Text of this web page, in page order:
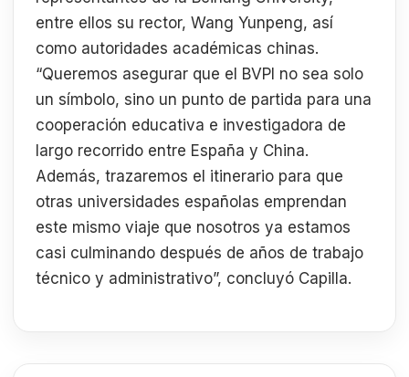
entre ellos su rector, Wang Yunpeng, así
como autoridades académicas chinas.
“Queremos asegurar que el BVPI no sea solo
un símbolo, sino un punto de partida para una
cooperación educativa e investigadora de
largo recorrido entre España y China.
Además, trazaremos el itinerario para que
otras universidades españolas emprendan
este mismo viaje que nosotros ya estamos
casi culminando después de años de trabajo
técnico y administrativo”, concluyó Capilla.